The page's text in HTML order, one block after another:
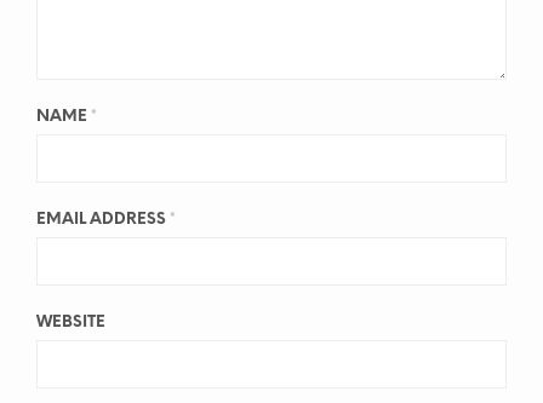
NAME *
EMAIL ADDRESS *
WEBSITE